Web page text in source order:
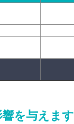
を与えます